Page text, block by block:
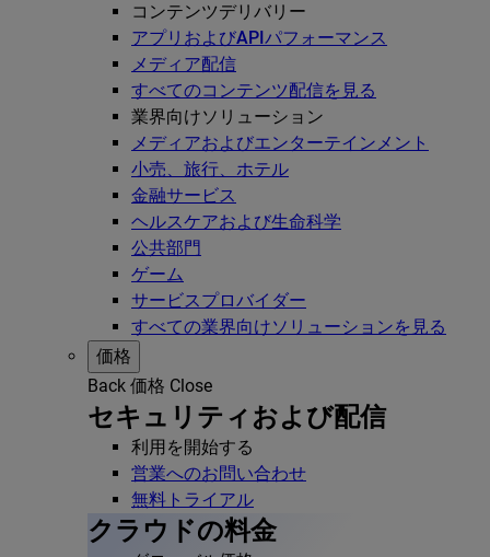
コンテンツデリバリー
アプリおよびAPIパフォーマンス
メディア配信
すべてのコンテンツ配信を見る
業界向けソリューション
メディアおよびエンターテインメント
小売、旅行、ホテル
金融サービス
ヘルスケアおよび生命科学
公共部門
ゲーム
サービスプロバイダー
すべての業界向けソリューションを見る
価格
Back 価格 Close
セキュリティおよび配信
利用を開始する
営業へのお問い合わせ
無料トライアル
クラウドの料金